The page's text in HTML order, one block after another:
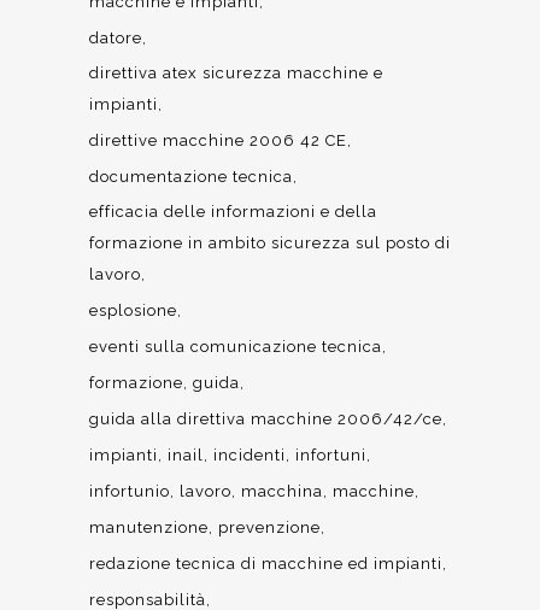
datore
direttiva atex sicurezza macchine e
impianti
direttive macchine 2006 42 CE
documentazione tecnica
efficacia delle informazioni e della
formazione in ambito sicurezza sul posto di
lavoro
esplosione
eventi sulla comunicazione tecnica
formazione guida
guida alla direttiva macchine 2006/42/ce
impianti
inail incidenti
infortuni
infortunio
lavoro macchina
macchine
manutenzione
prevenzione
redazione tecnica di macchine ed impianti
responsabilità